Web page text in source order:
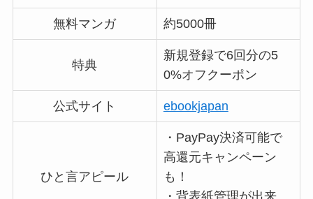
無料マンガ 約5000冊
特典
新規登録で6回分の5
0%オフクーポン
公式サイト ebookjapan
ひと言アピール
・PayPay決済可能で
高還元キャンペーン
も！
・背表紙管理が出来